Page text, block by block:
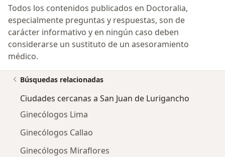
Todos los contenidos publicados en Doctoralia,
especialmente preguntas y respuestas, son de
carácter informativo y en ningún caso deben
considerarse un sustituto de un asesoramiento
médico.
Búsquedas relacionadas
Ciudades cercanas a San Juan de Lurigancho
Ginecólogos Lima
Ginecólogos Callao
Ginecólogos Miraflores